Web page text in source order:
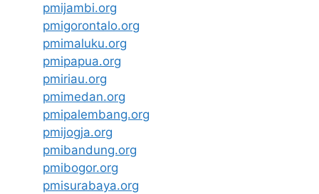
pmijambi.org
pmigorontalo.org
pmimaluku.org
pmipapua.org
pmiriau.org
pmimedan.org
pmipalembang.org
pmijogja.org
pmibandung.org
pmibogor.org
pmisurabaya.org